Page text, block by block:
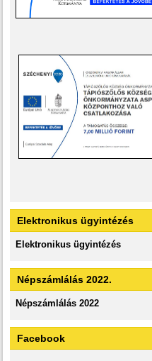
Elektronikus ügyintézés
Elektronikus ügyintézés
Népszámlálás 2022.
Népszámlálás 2022
Facebook